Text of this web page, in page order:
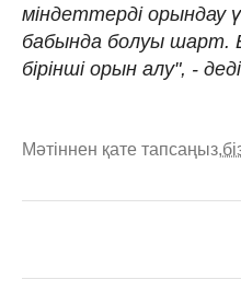
міндеттерді орындау
бабында болуы шарт.
бірінші орын алу", -
Мәтіннен қате тапсаңыз,